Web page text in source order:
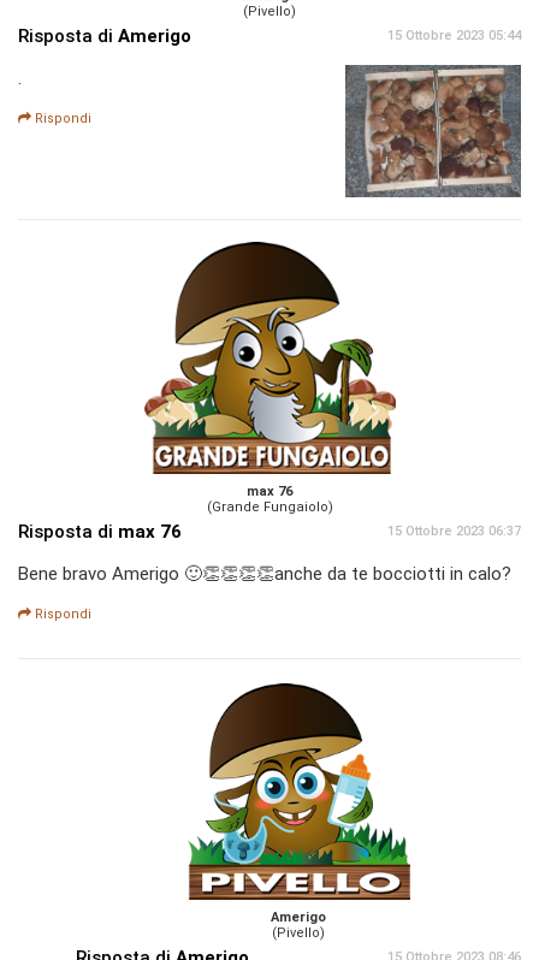
(Pivello)
Risposta di Amerigo 15 Ottobre 2023 05:44
.
Rispondi
max 76
(Grande Fungaiolo)
Risposta di max 76 15 Ottobre 2023 06:37
Bene bravo Amerigo 🙂👏👏👏👏anche da te bocciotti in calo?
Rispondi
Amerigo
(Pivello)
15 Ottobre 2023 08:46